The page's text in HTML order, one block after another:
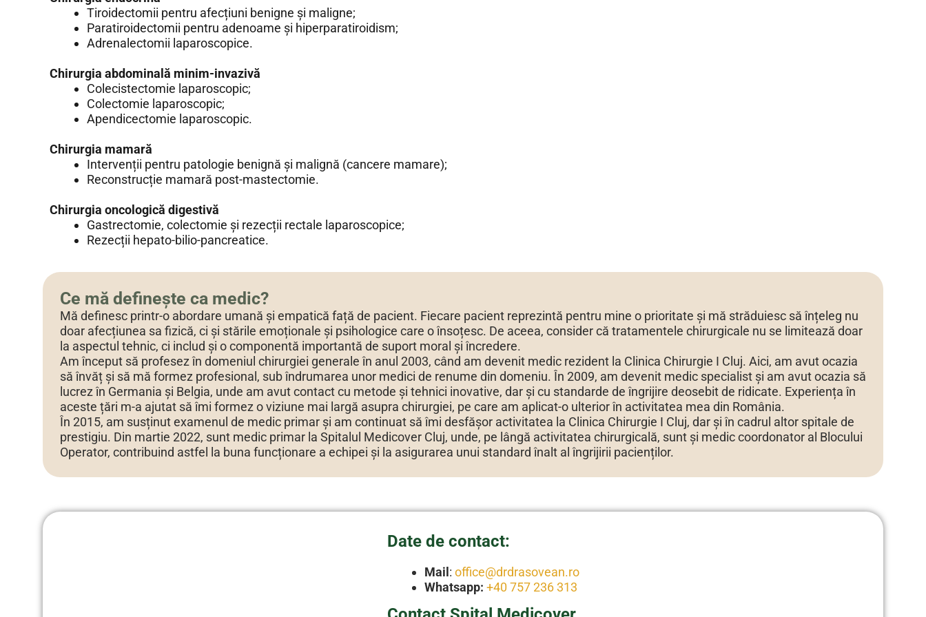
Tiroidectomii pentru afecțiuni benigne și maligne;
Paratiroidectomii pentru adenoame și hiperparatiroidism;
Adrenalectomii laparoscopice.
Chirurgia abdominală minim-invazivă
Colecistectomie laparoscopic;
Colectomie laparoscopic;
Apendicectomie laparoscopic.
Chirurgia mamară
Intervenții pentru patologie benignă și malignă (cancere mamare);
Reconstrucție mamară post-mastectomie.
Chirurgia oncologică digestivă
Gastrectomie, colectomie și rezecții rectale laparoscopice;
Rezecții hepato-bilio-pancreatice.
Ce mă definește ca medic?
Mă definesc printr-o abordare umană și empatică față de pacient. Fiecare pacient reprezintă pentru mine o prioritate și mă străduiesc să înțeleg nu
doar afecțiunea sa fizică, ci și stările emoționale și psihologice care o însoțesc. De aceea, consider că tratamentele chirurgicale nu se limitează doar
la aspectul tehnic, ci includ și o componentă importantă de suport moral și încredere.
Am început să profesez în domeniul chirurgiei generale în anul 2003, când am devenit medic rezident la Clinica Chirurgie I Cluj. Aici, am avut ocazia
să învăț și să mă formez profesional, sub îndrumarea unor medici de renume din domeniu. În 2009, am devenit medic specialist și am avut ocazia să
lucrez în Germania și Belgia, unde am avut contact cu metode și tehnici inovative, dar și cu standarde de îngrijire deosebit de ridicate. Experiența în
aceste țări m-a ajutat să îmi formez o viziune mai largă asupra chirurgiei, pe care am aplicat-o ulterior în activitatea mea din România.
În 2015, am susținut examenul de medic primar și am continuat să îmi desfășor activitatea la Clinica Chirurgie I Cluj, dar și în cadrul altor spitale de
prestigiu. Din martie 2022, sunt medic primar la Spitalul Medicover Cluj, unde, pe lângă activitatea chirurgicală, sunt și medic coordonator al Blocului
Operator, contribuind astfel la buna funcționare a echipei și la asigurarea unui standard înalt al îngrijirii pacienților.
Date de contact:
Mail : office@drdrasovean.ro
Whatsapp: +40 757 236 313